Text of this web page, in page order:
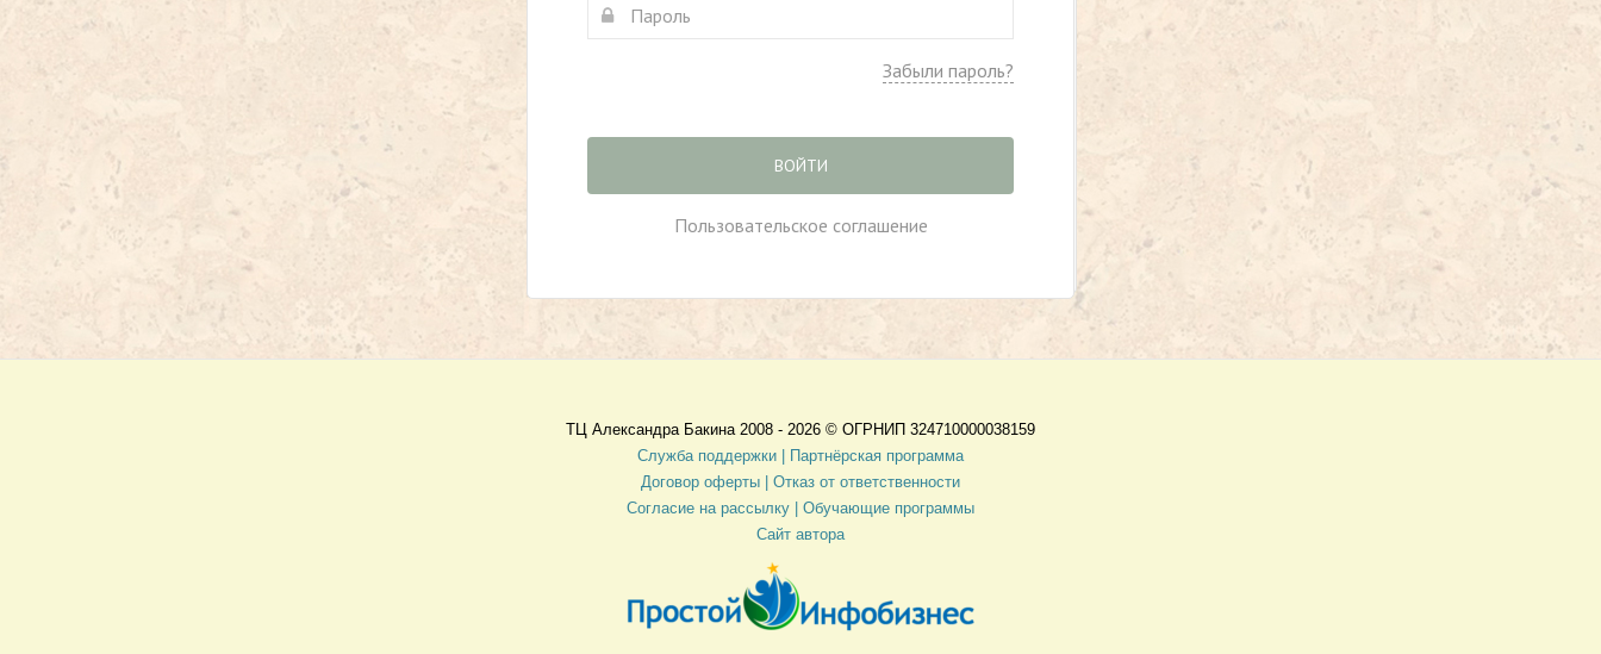
Забыли пароль?
ВОЙТИ
Пользовательское соглашение
ТЦ Александра Бакина 2008 - 2026 © ОГРНИП 324710000038159
Служба поддержки |
Партнёрская программа
Договор оферты
| Отказ от ответственности
Согласие на рассылку | Обучающие программы
Сайт автора